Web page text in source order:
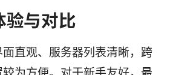
验与对比
直观、服务器列表清晰，跨